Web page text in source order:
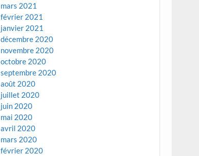
mars 2021
février 2021
janvier 2021
décembre 2020
novembre 2020
octobre 2020
septembre 2020
août 2020
juillet 2020
juin 2020
mai 2020
avril 2020
mars 2020
février 2020